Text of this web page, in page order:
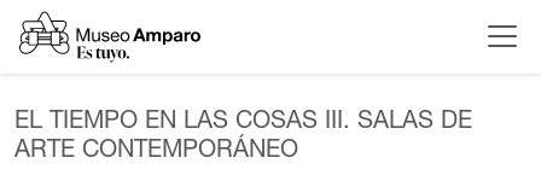
EL TIEMPO EN LAS COSAS III. SALAS DE
ARTE CONTEMPORÁNEO